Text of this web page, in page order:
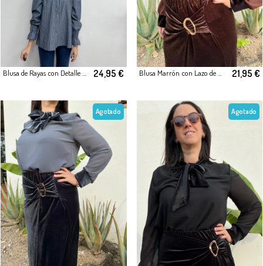
24,95 € 21,95 €
Agotado Agotado